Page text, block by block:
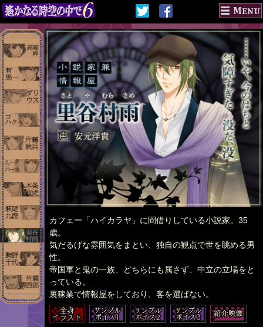
カフェー「ハイカラヤ」に間借りしている小説家。35
歳。
気だるげな雰囲気をまとい、独自の観点で世を眺める男
性。
帝国軍と鬼の一族、どちらにも属さず、中立の立場をと
っている。
裏稼業で情報屋をしており、客を選ばない。